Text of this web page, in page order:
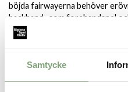
Samtycke
böjda fairwayerna behöver
backhand- som forehandspel
av bollbanan.
Specifikation:
Vikt (g): 173+
Färgen varierar.